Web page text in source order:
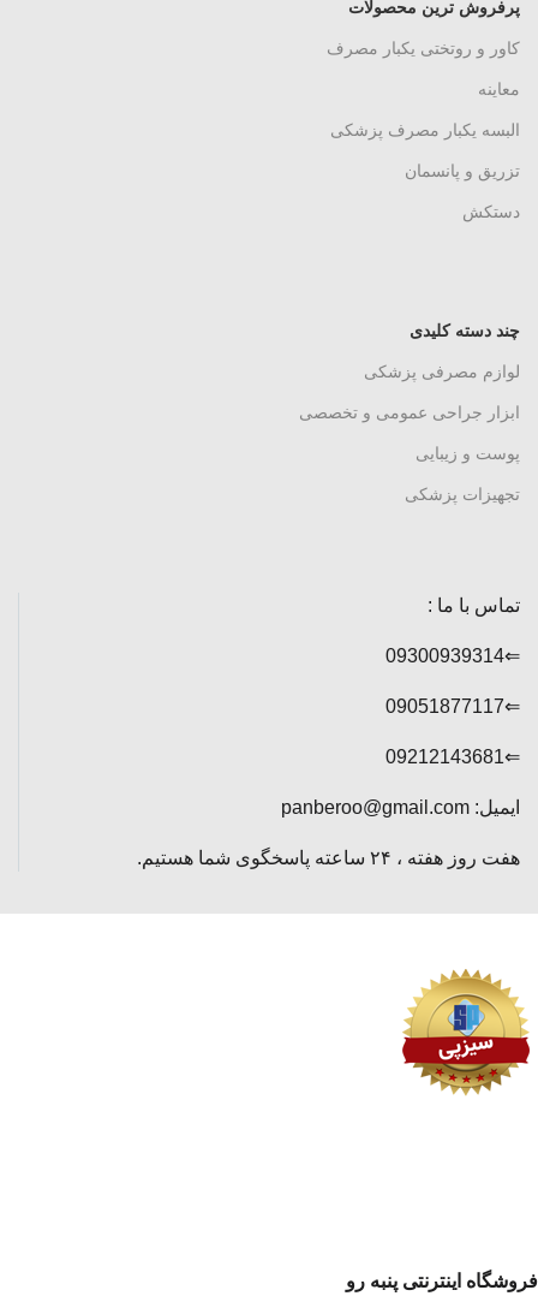
پرفروش ترین محصولات
کاور و روتختی یکبار مصرف
معاینه
البسه یکبار مصرف پزشکی
تزریق و پانسمان
دستکش
چند دسته کلیدی
لوازم مصرفی پزشکی
ابزار جراحی عمومی و تخصصی
پوست و زیبایی
تجهیزات پزشکی
تماس با ما :
⇐09300939314
⇐09051877117
⇐09212143681
ایمیل: panberoo@gmail.com
هفت روز هفته ، ۲۴ ساعته پاسخگوی شما هستیم.
فروشگاه اینترنتی پنبه رو